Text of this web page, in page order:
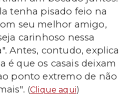
tenha pisado feio na
seu melhor amigo,
carinhoso nessa
Antes, contudo, explica
é que os casais deixam
ponto extremo de não
(Clique aqui)